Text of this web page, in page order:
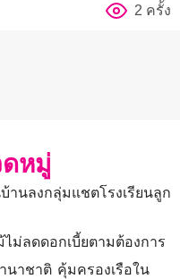
2 ครั้ง
หมู่
านลงกลุ่มแชตโรงเรียนลูก
ม่ลดดอกเบี้ยตามต้องการ
นาชาติ คุ้มครองเรือใน